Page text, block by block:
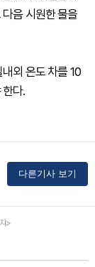
음 시원한 물을
외 온도 차를 10
다.
다른기사 보기
>